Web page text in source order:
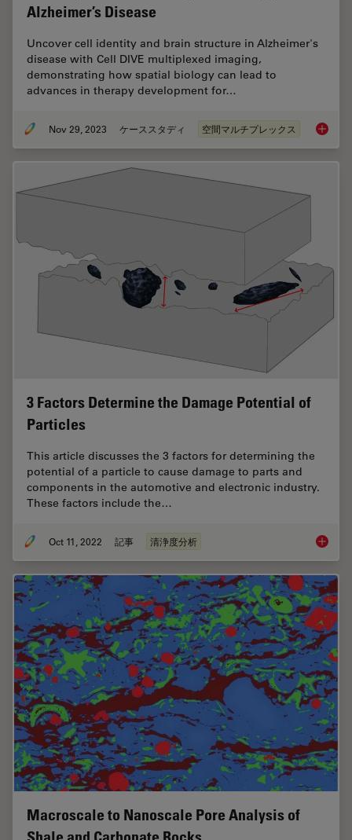
Alzheimer’s Disease
Uncover cell identity and brain structure in Alzheimer's
disease with Cell DIVE multiplexed imaging,
demonstrating how spatial biology can lead to
advances in therapy development for…
Nov 29, 2023 ケーススタディ 空間マルチプレックス The
3 Factors Determine the Damage Potential of
Particles
This article discusses the 3 factors for determining the
potential of a particle to cause damage to parts and
components in the automotive and electronic industry.
These factors include the…
Oct 11, 2022 記事 清浄度分析 3
Macroscale to Nanoscale Pore Analysis of